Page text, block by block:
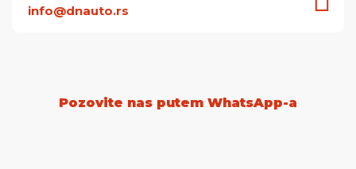
info@dnauto.rs
Pozovite nas putem WhatsApp-a